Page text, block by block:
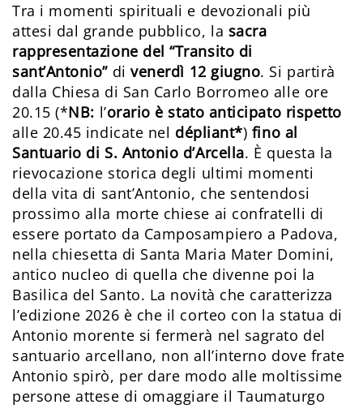
Tra i momenti spirituali e devozionali più
attesi dal grande pubblico, la sacra
rappresentazione del “Transito di
sant’Antonio” di venerdì 12 giugno. Si partirà
dalla Chiesa di San Carlo Borromeo alle ore
20.15 (*NB: l’orario è stato anticipato rispetto
alle 20.45 indicate nel dépliant*) fino al
Santuario di S. Antonio d’Arcella. È questa la
rievocazione storica degli ultimi momenti
della vita di sant’Antonio, che sentendosi
prossimo alla morte chiese ai confratelli di
essere portato da Camposampiero a Padova,
nella chiesetta di Santa Maria Mater Domini,
antico nucleo di quella che divenne poi la
Basilica del Santo. La novità che caratterizza
l’edizione 2026 è che il corteo con la statua di
Antonio morente si fermerà nel sagrato del
santuario arcellano, non all’interno dove frate
Antonio spirò, per dare modo alle moltissime
persone attese di omaggiare il Taumaturgo